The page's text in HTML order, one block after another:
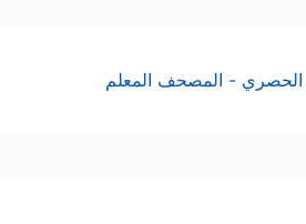
الحصري - المصحف المعلم